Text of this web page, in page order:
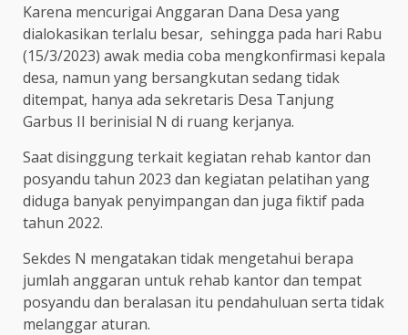
Karena mencurigai Anggaran Dana Desa yang
dialokasikan terlalu besar, sehingga pada hari Rabu
(15/3/2023) awak media coba mengkonfirmasi kepala
desa, namun yang bersangkutan sedang tidak
ditempat, hanya ada sekretaris Desa Tanjung
Garbus II berinisial N di ruang kerjanya.
Saat disinggung terkait kegiatan rehab kantor dan
posyandu tahun 2023 dan kegiatan pelatihan yang
diduga banyak penyimpangan dan juga fiktif pada
tahun 2022.
Sekdes N mengatakan tidak mengetahui berapa
jumlah anggaran untuk rehab kantor dan tempat
posyandu dan beralasan itu pendahuluan serta tidak
melanggar aturan.